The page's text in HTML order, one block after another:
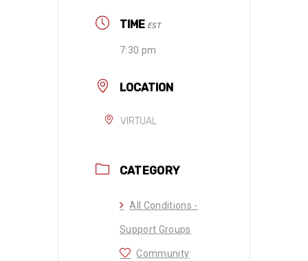
TIME EST
7:30 pm
LOCATION
VIRTUAL
CATEGORY
All Conditions -
Support Groups
Community